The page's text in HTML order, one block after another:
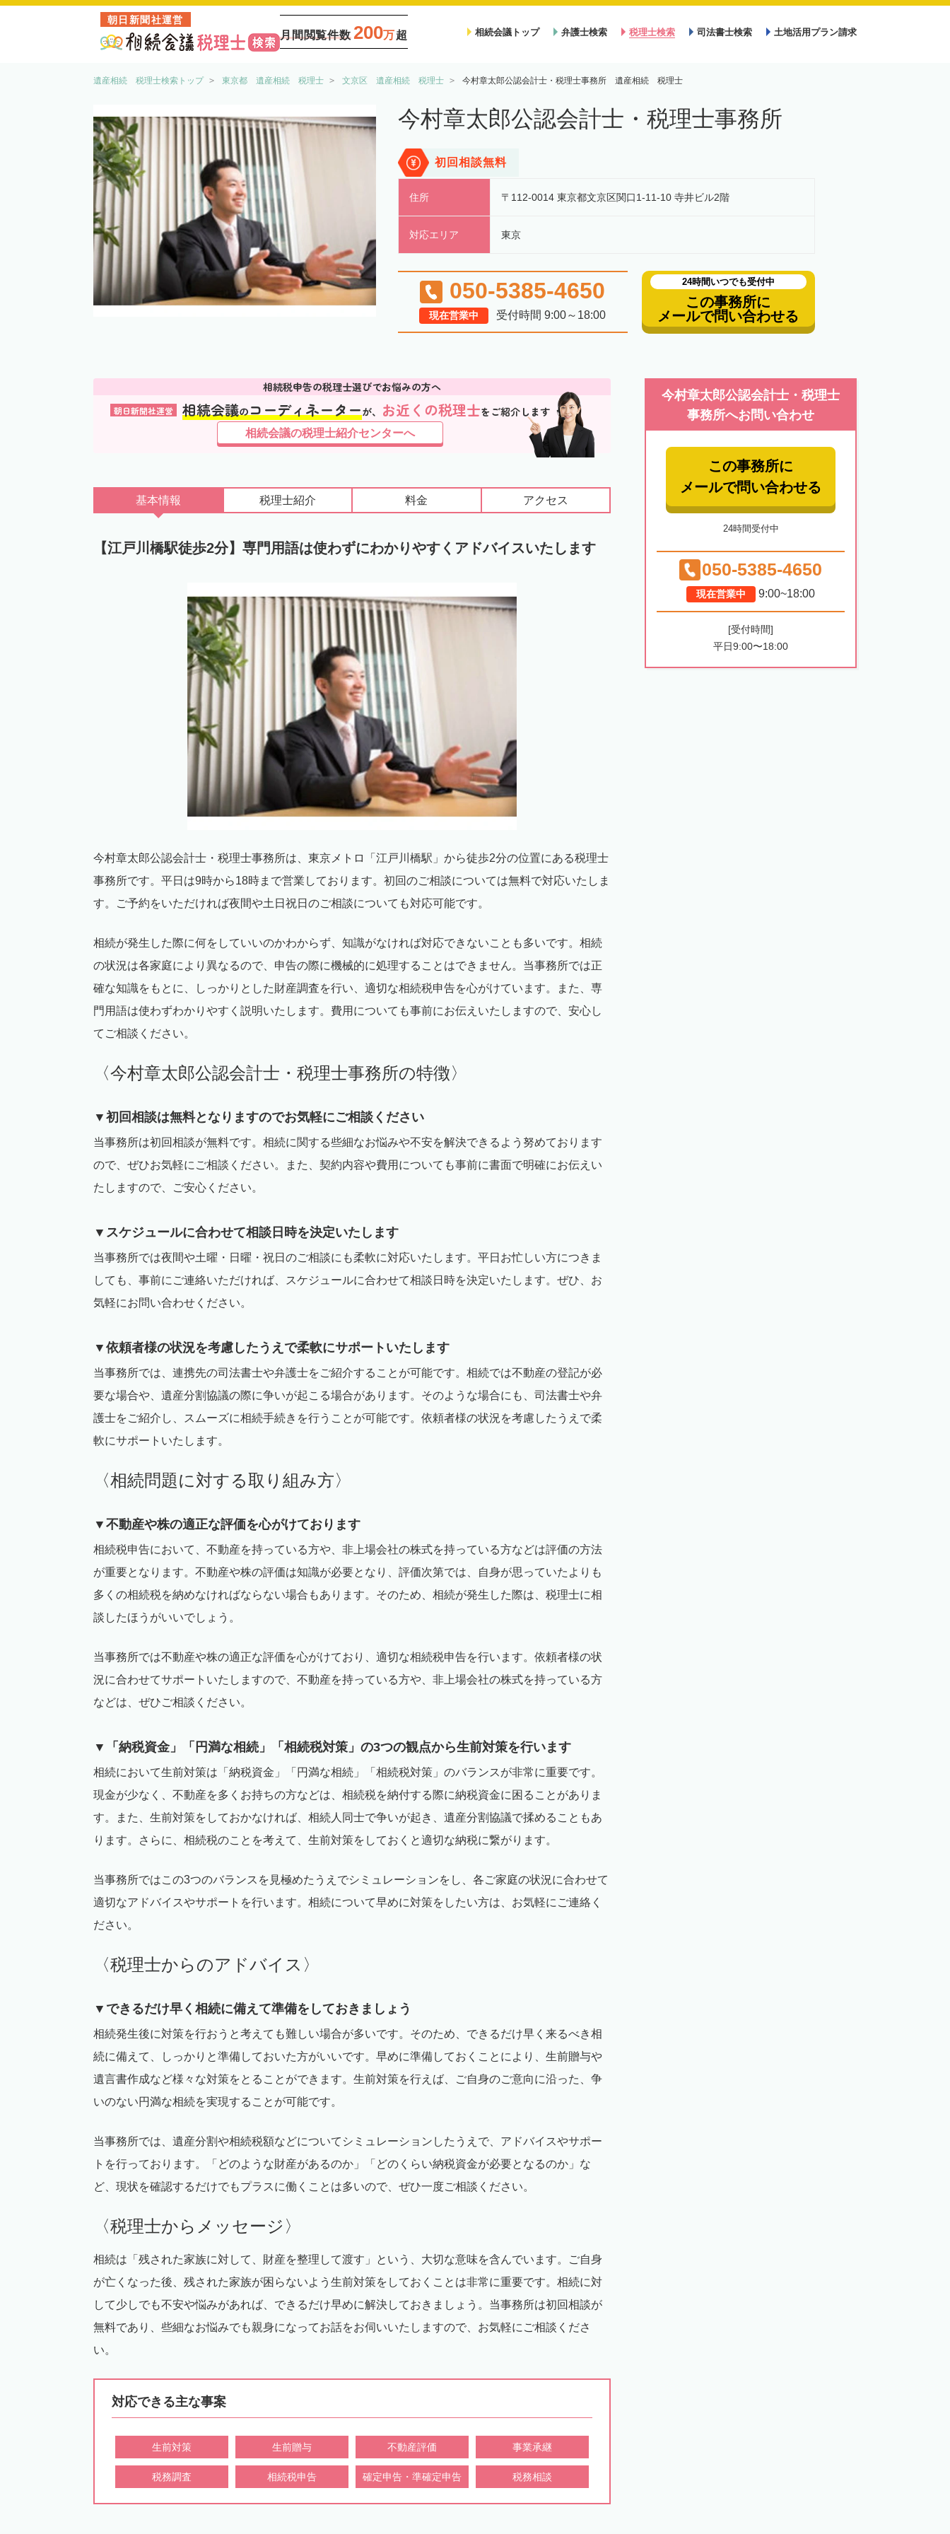
朝日新聞社運営
月間閲覧件数 200万超 相続会議トップ 弁護士検索 税理士検索 司法書士検索 土地活用プラン請求
遺産相続 税理士検索トップ 東京都 遺産相続 税理士 文京区 遺産相続 税理士 今村章太郎公認会計士・税理士事務所 遺産相続 税理士
今村章太郎公認会計士・税理士事務所
初回相談無料
住所 〒112-0014 東京都文京区関口1-11-10 寺井ビル2階
対応エリア 東京
050-5385-4650
現在営業中 受付時間 9:00～18:00
24時間いつでも受付中
この事務所に
メールで問い合わせる
相続税申告の税理士選びでお悩みの方へ
朝日新聞社運営 相続会議のコーディネーターが、 お近くの税理士をご紹介します
相続会議の税理士紹介センターへ
基本情報 税理士紹介 料金 アクセス
【江戸川橋駅徒歩2分】専門用語は使わずにわかりやすくアドバイスいたします
今村章太郎公認会計士・税理士事務所は、東京メトロ「江戸川橋駅」から徒歩2分の位置にある税理士
事務所です。平日は9時から18時まで営業しております。初回のご相談については無料で対応いたしま
す。ご予約をいただければ夜間や土日祝日のご相談についても対応可能です。
相続が発生した際に何をしていいのかわからず、知識がなければ対応できないことも多いです。相続
の状況は各家庭により異なるので、申告の際に機械的に処理することはできません。当事務所では正
確な知識をもとに、しっかりとした財産調査を行い、適切な相続税申告を心がけています。また、専
門用語は使わずわかりやすく説明いたします。費用についても事前にお伝えいたしますので、安心し
てご相談ください。
〈今村章太郎公認会計士・税理士事務所の特徴〉
▼初回相談は無料となりますのでお気軽にご相談ください
当事務所は初回相談が無料です。相続に関する些細なお悩みや不安を解決できるよう努めております
ので、ぜひお気軽にご相談ください。また、契約内容や費用についても事前に書面で明確にお伝えい
たしますので、ご安心ください。
▼スケジュールに合わせて相談日時を決定いたします
当事務所では夜間や土曜・日曜・祝日のご相談にも柔軟に対応いたします。平日お忙しい方につきま
しても、事前にご連絡いただければ、スケジュールに合わせて相談日時を決定いたします。ぜひ、お
気軽にお問い合わせください。
▼依頼者様の状況を考慮したうえで柔軟にサポートいたします
当事務所では、連携先の司法書士や弁護士をご紹介することが可能です。相続では不動産の登記が必
要な場合や、遺産分割協議の際に争いが起こる場合があります。そのような場合にも、司法書士や弁
護士をご紹介し、スムーズに相続手続きを行うことが可能です。依頼者様の状況を考慮したうえで柔
軟にサポートいたします。
〈相続問題に対する取り組み方〉
▼不動産や株の適正な評価を心がけております
相続税申告において、不動産を持っている方や、非上場会社の株式を持っている方などは評価の方法
が重要となります。不動産や株の評価は知識が必要となり、評価次第では、自身が思っていたよりも
多くの相続税を納めなければならない場合もあります。そのため、相続が発生した際は、税理士に相
談したほうがいいでしょう。
当事務所では不動産や株の適正な評価を心がけており、適切な相続税申告を行います。依頼者様の状
況に合わせてサポートいたしますので、不動産を持っている方や、非上場会社の株式を持っている方
などは、ぜひご相談ください。
▼「納税資金」「円満な相続」「相続税対策」の3つの観点から生前対策を行います
相続において生前対策は「納税資金」「円満な相続」「相続税対策」のバランスが非常に重要です。
現金が少なく、不動産を多くお持ちの方などは、相続税を納付する際に納税資金に困ることがありま
す。また、生前対策をしておかなければ、相続人同士で争いが起き、遺産分割協議で揉めることもあ
ります。さらに、相続税のことを考えて、生前対策をしておくと適切な納税に繋がります。
当事務所ではこの3つのバランスを見極めたうえでシミュレーションをし、各ご家庭の状況に合わせて
適切なアドバイスやサポートを行います。相続について早めに対策をしたい方は、お気軽にご連絡く
ださい。
〈税理士からのアドバイス〉
▼できるだけ早く相続に備えて準備をしておきましょう
相続発生後に対策を行おうと考えても難しい場合が多いです。そのため、できるだけ早く来るべき相
続に備えて、しっかりと準備しておいた方がいいです。早めに準備しておくことにより、生前贈与や
遺言書作成など様々な対策をとることができます。生前対策を行えば、ご自身のご意向に沿った、争
いのない円満な相続を実現することが可能です。
当事務所では、遺産分割や相続税額などについてシミュレーションしたうえで、アドバイスやサポー
トを行っております。「どのような財産があるのか」「どのくらい納税資金が必要となるのか」な
ど、現状を確認するだけでもプラスに働くことは多いので、ぜひ一度ご相談ください。
〈税理士からメッセージ〉
相続は「残された家族に対して、財産を整理して渡す」という、大切な意味を含んでいます。ご自身
が亡くなった後、残された家族が困らないよう生前対策をしておくことは非常に重要です。相続に対
して少しでも不安や悩みがあれば、できるだけ早めに解決しておきましょう。当事務所は初回相談が
無料であり、些細なお悩みでも親身になってお話をお伺いいたしますので、お気軽にご相談くださ
い。
対応できる主な事案
生前対策 生前贈与 不動産評価 事業承継
税務調査 相続税申告 確定申告・準確定申告 税務相談
今村章太郎公認会計士・税理士
事務所へお問い合わせ
この事務所に
メールで問い合わせる
24時間受付中
050-5385-4650
現在営業中 9:00~18:00
[受付時間]
平日9:00〜18:00